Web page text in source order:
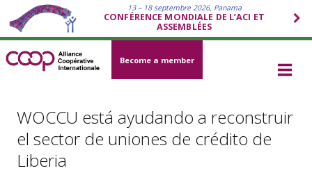
13 – 18 septembre 2026, Panama
CONFÉRENCE MONDIALE DE L’ACI ET
ASSEMBLÉES
Become a member
WOCCU está ayudando a reconstruir
el sector de uniones de crédito de
Liberia